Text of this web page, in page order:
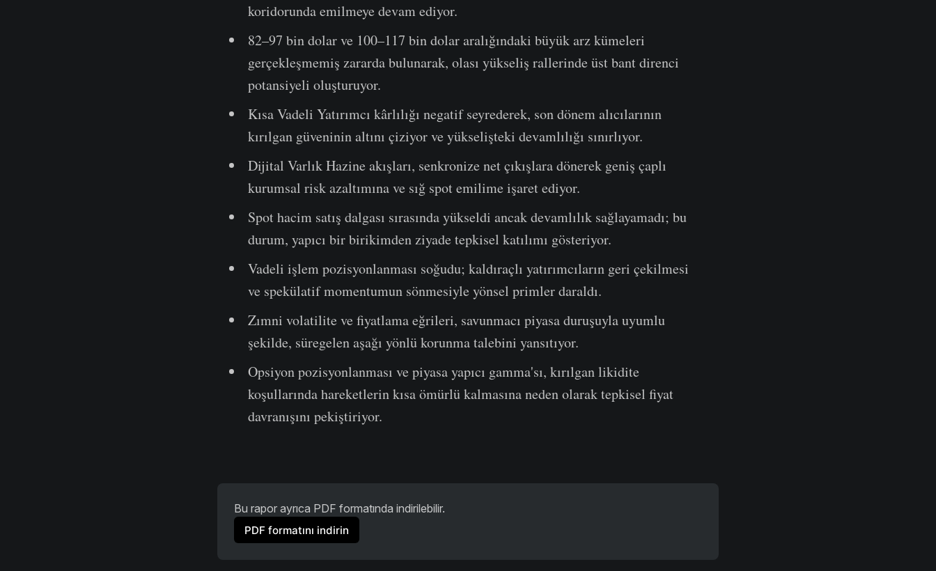
koridorunda emilmeye devam ediyor.
82–97 bin dolar ve 100–117 bin dolar aralığındaki büyük arz kümeleri
gerçekleşmemiş zararda bulunarak, olası yükseliş rallerinde üst bant direnci
potansiyeli oluşturuyor.
Kısa Vadeli Yatırımcı kârlılığı negatif seyrederek, son dönem alıcılarının
kırılgan güveninin altını çiziyor ve yükselişteki devamlılığı sınırlıyor.
Dijital Varlık Hazine akışları, senkronize net çıkışlara dönerek geniş çaplı
kurumsal risk azaltımına ve sığ spot emilime işaret ediyor.
Spot hacim satış dalgası sırasında yükseldi ancak devamlılık sağlayamadı; bu
durum, yapıcı bir birikimden ziyade tepkisel katılımı gösteriyor.
Vadeli işlem pozisyonlanması soğudu; kaldıraçlı yatırımcıların geri çekilmesi
ve spekülatif momentumun sönmesiyle yönsel primler daraldı.
Zımni volatilite ve fiyatlama eğrileri, savunmacı piyasa duruşuyla uyumlu
şekilde, süregelen aşağı yönlü korunma talebini yansıtıyor.
Opsiyon pozisyonlanması ve piyasa yapıcı gamma'sı, kırılgan likidite
koşullarında hareketlerin kısa ömürlü kalmasına neden olarak tepkisel fiyat
davranışını pekiştiriyor.
Bu rapor ayrıca PDF formatında indirilebilir.
PDF formatını indirin